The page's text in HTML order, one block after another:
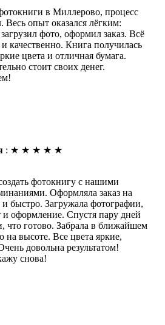
в Миллерово, процесс
Весь опыт оказался лёгким:
фото, оформил заказ. Всё
качественно. Книга получилась
цвета и отличная бумага.
стоит своих денег.
: ★ ★ ★ ★ ★
фотокнигу с нашими
Оформляла заказ на
и быстро. Загружала фотографии,
и оформление. Спустя пару дней
что готово. Забрала в ближайшем
на высоте. Все цвета яркие,
довольна результатом!
снова!